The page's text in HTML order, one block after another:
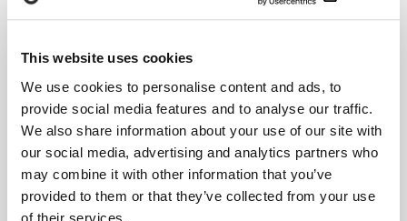
This website uses cookies
We use cookies to personalise content and ads, to
provide social media features and to analyse our traffic.
We also share information about your use of our site with
our social media, advertising and analytics partners who
may combine it with other information that you’ve
provided to them or that they’ve collected from your use
of their services.
och ge samlad och tillgänglig information. Sidan riktar sig till
Bryta tystnaden
Myndigheter har det yttersta ansvaret för att tillvarata och
skydda flickors och kvinnors rättigheter och för att hela
kedjan ska fungera. Från det förebyggande arbetet, till
upptäckt, stöd och vård till utsatta och slutligen lagföring av